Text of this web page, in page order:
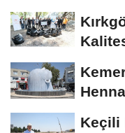
Keçili